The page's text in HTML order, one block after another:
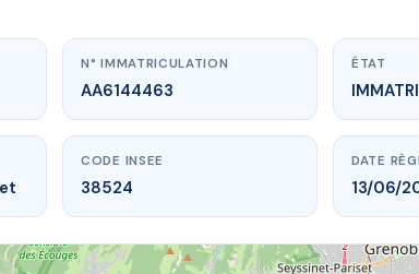
N° IMMATRICULATION
AA6144463
ÉTAT
CODE INSEE
38524
DATE
13/06/